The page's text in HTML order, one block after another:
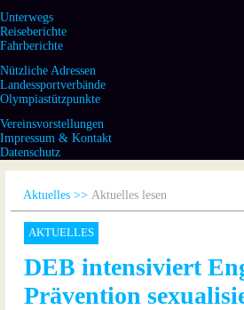
Unterwegs
Reiseberichte
Fahrberichte
Nützliche Adressen
Landessportverbände
Olympiastützpunkte
Vereinsvorstellungen
Impressum & Kontakt
Datenschutz
Aktuelles Aktuelles lesen
AKTUELLES
DEB intensiviert
Prävention